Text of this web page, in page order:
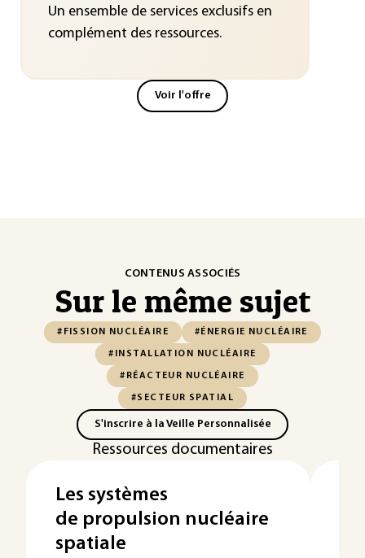
Un ensemble de services exclusifs en
complément des ressources.
Voir l'offre
CONTENUS ASSOCIÉS
Sur le même sujet
#FISSION NUCLÉAIRE #ÉNERGIE NUCLÉAIRE
#INSTALLATION NUCLÉAIRE
#RÉACTEUR NUCLÉAIRE
#SECTEUR SPATIAL
S'inscrire à la Veille Personnalisée
Ressources documentaires
Les systèmes
de propulsion nucléaire
spatiale